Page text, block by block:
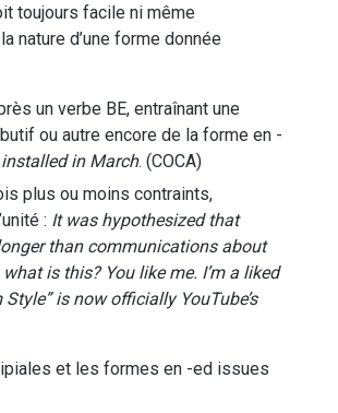
toujours facile ni même
nature d’une forme donnée
un verbe BE, entraînant une
ou autre encore de la forme en -
in March. (COCA)
plus ou moins contraints,
: It was hypothesized that
than communications about
what is this? You like me. I’m a liked
Style” is now officially YouTube’s
et les formes en -ed issues